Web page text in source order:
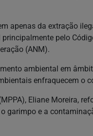
apenas da extração
pelo
(ANM).
ambiental em
enfraquecem o
Eliane Moreira,
garimpo e a